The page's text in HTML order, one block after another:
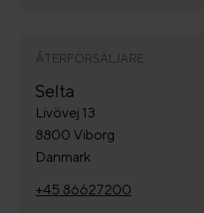
ÅTERFÖRSÄLJARE
Selta
Livövej 13
8800 Viborg
Danmark
+45 86627200